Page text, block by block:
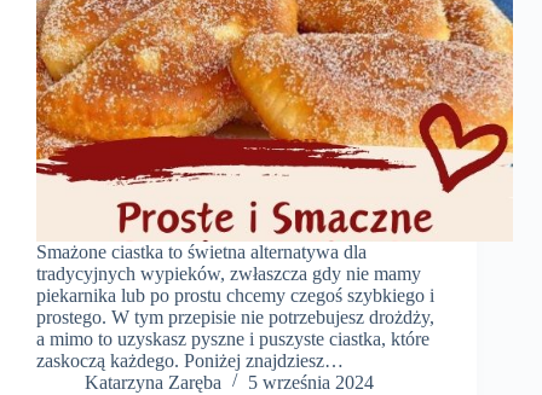
Smażone ciastka to świetna alternatywa dla
tradycyjnych wypieków, zwłaszcza gdy nie mamy
piekarnika lub po prostu chcemy czegoś szybkiego i
prostego. W tym przepisie nie potrzebujesz drożdży,
a mimo to uzyskasz pyszne i puszyste ciastka, które
zaskoczą każdego. Poniżej znajdziesz…
Katarzyna Zaręba
5 września 2024